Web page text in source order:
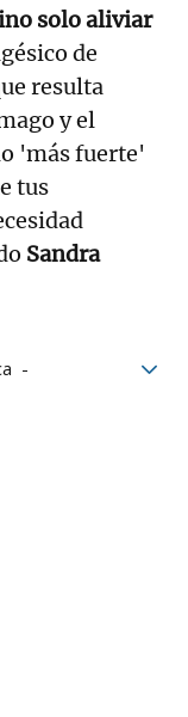
solo aliviar
de
resulta
y el
'más fuerte'
tus
Sandra